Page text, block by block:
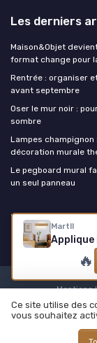
Martll
🔥
Les derniers
Maison&Objet
format change pour
Rentrée : organiser
avant septembre
Oser le mur noir :
sombre
Lampes
décoration murale
Le pegboard mural
un seul panneau
La decoration
Mentions
Ce site utilise des
vous souhaitez